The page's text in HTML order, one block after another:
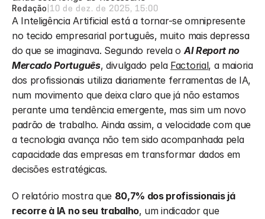
Redação 10 de dez. de 2025, 15:00
A Inteligência Artificial está a tornar-se omnipresente
no tecido empresarial português, muito mais depressa
do que se imaginava. Segundo revela o AI Report no
Mercado Português, divulgado pela Factorial, a maioria
dos profissionais utiliza diariamente ferramentas de IA,
num movimento que deixa claro que já não estamos
perante uma tendência emergente, mas sim um novo
padrão de trabalho. Ainda assim, a velocidade com que
a tecnologia avança não tem sido acompanhada pela
capacidade das empresas em transformar dados em
decisões estratégicas.
O relatório mostra que 80,7% dos profissionais já
recorre à IA no seu trabalho, um indicador que